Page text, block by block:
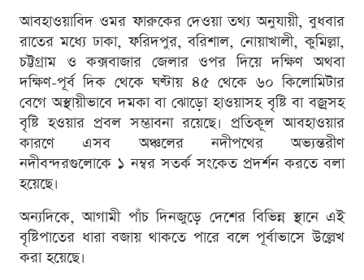
আবহাওয়াবিদ ওমর ফারুকের দেওয়া তথ্য অনুযায়ী, বুধবার
রাতের মধ্যে ঢাকা, ফরিদপুর, বরিশাল, নোয়াখালী, কুমিল্লা,
চট্টগ্রাম ও কক্সবাজার জেলার ওপর দিয়ে দক্ষিণ অথবা
দক্ষিণ-পূর্ব দিক থেকে ঘণ্টায় ৪৫ থেকে ৬০ কিলোমিটার
বেগে অস্থায়ীভাবে দমকা বা ঝোড়ো হাওয়াসহ বৃষ্টি বা বজ্রসহ
বৃষ্টি হওয়ার প্রবল সম্ভাবনা রয়েছে। প্রতিকূল আবহাওয়ার
কারণে এসব অঞ্চলের নদীপথের অভ্যন্তরীণ
নদীবন্দরগুলোকে ১ নম্বর সতর্ক সংকেত প্রদর্শন করতে বলা
হয়েছে।
অন্যদিকে, আগামী পাঁচ দিনজুড়ে দেশের বিভিন্ন স্থানে এই
বৃষ্টিপাতের ধারা বজায় থাকতে পারে বলে পূর্বাভাসে উল্লেখ
করা হয়েছে।